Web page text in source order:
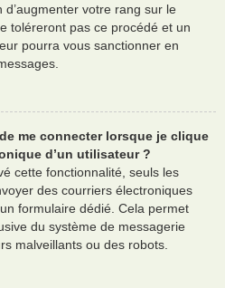
votre rang sur le
toléreront pas ce procédé et un
pourra vous sanctionner en
me connecter lorsque je clique
d’un utilisateur ?
cette fonctionnalité, seuls les
des courriers électroniques
formulaire dédié. Cela permet
du système de messagerie
malveillants ou des robots.